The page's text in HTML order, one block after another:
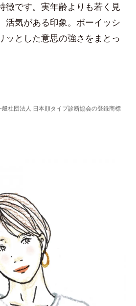
徴です。実年齢よりも若く見
活気がある印象。ボーイッシ
ッとした意思の強さをまとっ
般社団法人 日本顔タイプ診断協会の登録商標